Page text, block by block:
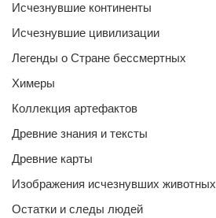
Исчезнувшие континенты
Исчезнувшие цивилизации
Легенды о Стране бессмертных
Химеры
Коллекция артефактов
Древние знания и тексты
Древние карты
Изображения исчезнувших животных
Остатки и следы людей